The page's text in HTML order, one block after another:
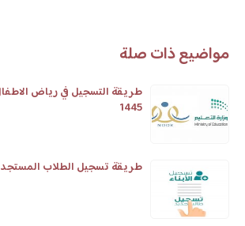
مواضيع ذات صلة
طريقة التسجيل في رياض
1445
طريقة تسجيل الطلاب